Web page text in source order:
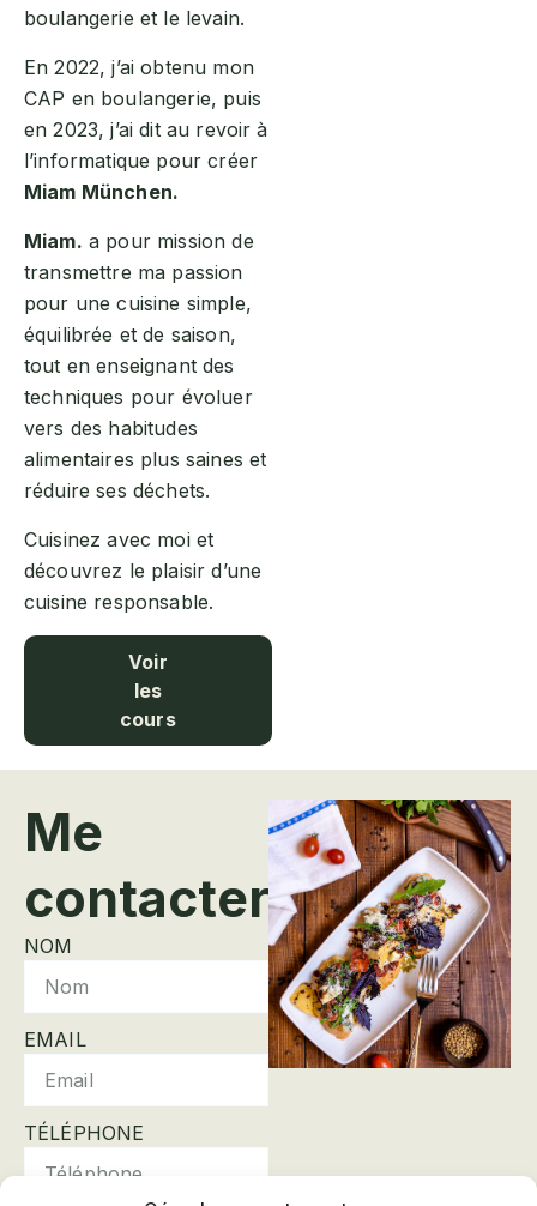
boulangerie et le levain.
En 2022, j’ai obtenu mon
CAP en boulangerie, puis
en 2023, j’ai dit au revoir à
l’informatique pour créer
Miam München.
Miam. a pour mission de
transmettre ma passion
pour une cuisine simple,
équilibrée et de saison,
tout en enseignant des
techniques pour évoluer
vers des habitudes
alimentaires plus saines et
réduire ses déchets.
Cuisinez avec moi et
découvrez le plaisir d’une
cuisine responsable.
Voir
les
cours
Me
contacter
NOM
EMAIL
TÉLÉPHONE